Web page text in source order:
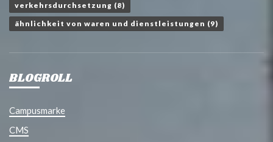
verkehrsdurchsetzung (8)
ähnlichkeit von waren und dienstleistungen (9)
BLOGROLL
Campusmarke
CMS